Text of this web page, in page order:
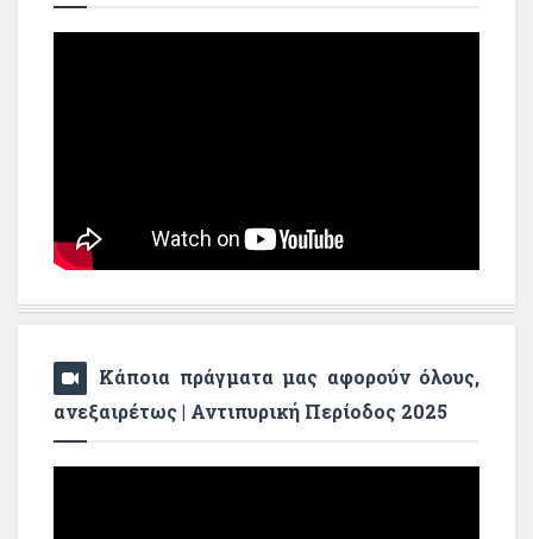
Κάποια πράγματα μας αφορούν όλους,
ανεξαιρέτως | Αντιπυρική Περίοδος 2025